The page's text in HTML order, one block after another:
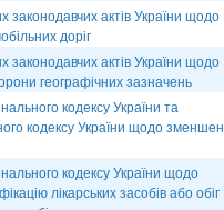
законодавчих актів України щодо
доріг
законодавчих актів України щодо
географічних зазначень
кодексу України та
кодексу України щодо
кодексу України щодо
лікарських засобів або обіг